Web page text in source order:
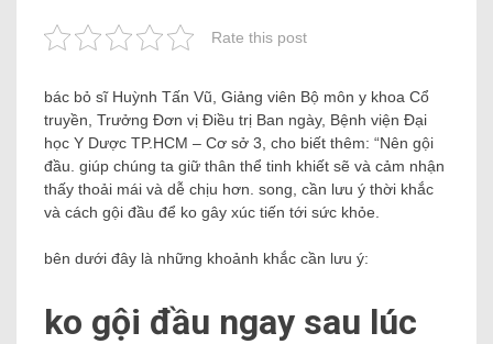
Rate this post
bác bỏ sĩ Huỳnh Tấn Vũ, Giảng viên Bộ môn y khoa Cổ
truyền, Trưởng Đơn vị Điều trị Ban ngày, Bệnh viện Đại
học Y Dược TP.HCM – Cơ sở 3, cho biết thêm: “Nên gội
đầu. giúp chúng ta giữ thân thể tinh khiết sẽ và cảm nhận
thấy thoải mái và dễ chịu hơn. song, cần lưu ý thời khắc
và cách gội đầu để ko gây xúc tiến tới sức khỏe.
bên dưới đây là những khoảnh khắc cần lưu ý:
ko gội đầu ngay sau lúc